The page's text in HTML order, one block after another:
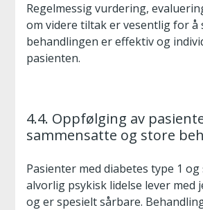
Regelmessig vurdering,
om videre tiltak er vesentlig for å
behandlingen er effektiv og
pasienten.
4.4. Oppfølging av
sammensatte og store
Pasienter med diabetes type 1
alvorlig psykisk lidelse lever med
og er spesielt sårbare.